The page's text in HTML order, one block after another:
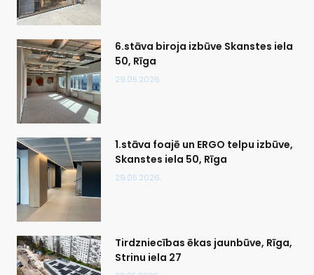
6.stāva biroja izbūve Skanstes iela
50, Rīga
29.05.2026.
1.stāva foajē un ERGO telpu izbūve,
Skanstes iela 50, Rīga
29.05.2026.
Tirdzniecības ēkas jaunbūve, Rīga,
Strinu iela 27